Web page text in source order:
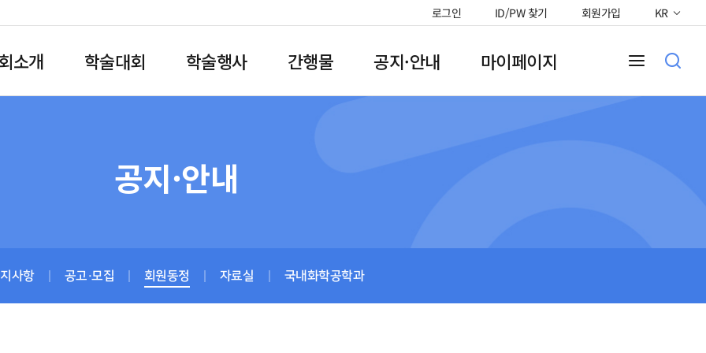
로그인 ID/PW 찾기 회원가입 KR
소개 학술대회 학술행사 간행물 공지·안내 마이페이지
공지·안내
사항 공고·모집 회원동정 자료실 국내화학공학과